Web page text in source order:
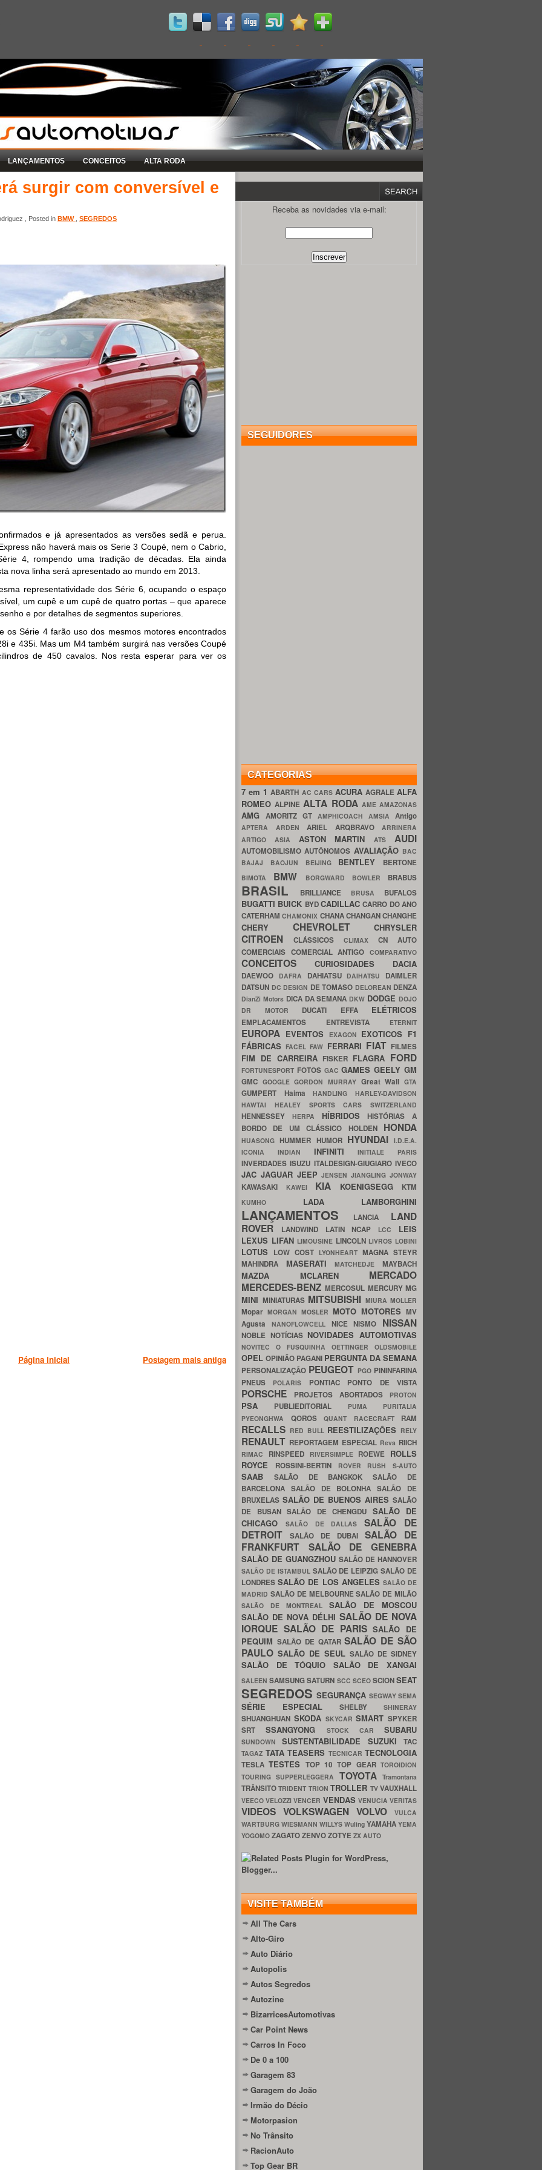
LANÇAMENTOS CONCEITOS ALTA RODA
surgir com conversível e
, Posted in BMW SEGREDOS
e já apresentados as versões sedã e perua.
não haverá mais os Serie 3 Coupé, nem o Cabrio,
4, rompendo uma tradição de décadas. Ela ainda
nova linha será apresentado ao mundo em 2013.
representatividade dos Série 6, ocupando o espaço
um cupê e um cupê de quatro portas – que aparece
e por detalhes de segmentos superiores.
os Série 4 farão uso dos mesmos motores encontrados
e 435i. Mas um M4 também surgirá nas versões Coupé
de 450 cavalos. Nos resta esperar para ver os
Postagem mais antiga
Página inicial
Receba as novidades via e-mail:
SEGUIDORES
CATEGORIAS
7 em 1ABARTH AC CARS ACURA AGRALE ALFA
ROMEOALPINEALTA RODA AME AMAZONAS
AMG AMORITZ GT AMPHICOACH AMSIA Antigo
APTERA ARDEN ARIEL ARQBRAVO ARRINERA
ARTIGO ASIA ASTON MARTINATS AUDI
AUTOMOBILISMOAUTÔNOMOS AVALIAÇÃO BAC
BAJAJ BAOJUN BEIJING BENTLEY BERTONE
BIMOTA BMW BORGWARD BOWLER BRABUS
BRASIL BRILLIANCE BRUSA BUFALOS
BUGATTI BUICK BYDCADILLACCARRO DO ANO
CATERHAMCHAMONIX CHANACHANGANCHANGHE
CHERY CHEVROLET CHRYSLER
CITROEN CLÁSSICOS CLIMAX CN AUTO
COMERCIAIS COMERCIAL ANTIGOCOMPARATIVO
CONCEITOS CURIOSIDADES DACIA
DAEWOO DAFRA DAHIATSU DAIHATSU DAIMLER
DATSUN DC DESIGN DE TOMASO DELOREAN DENZA
DianZi Motors DICA DA SEMANA DKW DODGE DOJO
DR MOTOR DUCATI EFFA ELÉTRICOS
EMPLACAMENTOS ENTREVISTA ETERNIT
EUROPA EVENTOS EXAGON EXOTICOS F1
FÁBRICASFACELFAW FERRARI FIAT FILMES
FIM DE CARREIRA FISKER FLAGRA FORD
FORTUNESPORT FOTOS GACGAMESGEELYGM
GMC GOOGLEGORDON MURRAY Great WallGTA
GUMPERT HaimaHANDLINGHARLEY-DAVIDSON
HAWTAI HEALEY SPORTS CARS SWITZERLAND
HENNESSEY HERPA HÍBRIDOSHISTÓRIAS A
BORDO DE UM CLÁSSICO HOLDEN HONDA
HUASONGHUMMER HUMOR HYUNDAI I.D.E.A.
ICONIA INDIAN INFINITIINITIALE PARIS
INVERDADESISUZU ITALDESIGN-GIUGIAROIVECO
JAC JAGUAR JEEPJENSENJIANGLINGJONWAY
KAWASAKI KAWEI KIA KOENIGSEGG KTM
KUMHO LADA LAMBORGHINI
LANÇAMENTOS LANCIA LAND
ROVER
LANDWIND LATIN NCAP LCC LEIS
LEXUS LIFAN LIMOUSINE LINCOLN LIVROS LOBINI
LOTUS LOW COST LYONHEART MAGNA STEYR
MAHINDRA MASERATIMATCHEDJEMAYBACH
MAZDA MCLAREN MERCADO
MERCEDES-BENZMERCOSUL MERCURYMG
MINI MINIATURAS MITSUBISHI MIURA MOLLER
Mopar MORGAN MOSLER MOTO MOTORES MV
Agusta NANOFLOWCELL NICENISMO NISSAN
NOBLE NOTÍCIAS NOVIDADES AUTOMOTIVAS
NOVITEC O FUSQUINHA OETTINGER OLDSMOBILE
OPEL OPINIÃO PAGANI PERGUNTA DA SEMANA
PERSONALIZAÇÃO PEUGEOT PGO PININFARINA
PNEUS
POLARIS PONTIAC PONTO DE VISTA
PORSCHE PROJETOS ABORTADOS PROTON
PSA PUBLIEDITORIAL PUMA PURITALIA
PYEONGHWA QOROS QUANT RACECRAFT RAM
RECALLS RED BULL REESTILIZAÇÕES RELY
RENAULT REPORTAGEM ESPECIAL Reva RIICH
RIMAC RINSPEED RIVERSIMPLE ROEWE ROLLS
ROYCE
ROSSINI-BERTIN ROVER RUSH S-AUTO
SAAB SALÃO DE BANGKOKSALÃO DE
BARCELONA SALÃO DE BOLONHASALÃO DE
BRUXELAS SALÃO DE BUENOS AIRES SALÃO
DE BUSAN SALÃO DE CHENGDU SALÃO DE
CHICAGO
SALÃO DE DALLASSALÃO DE
DETROIT
SALÃO DE DUBAI SALÃO DE
FRANKFURT SALÃO DE GENEBRA
SALÃO DE GUANGZHOU SALÃO DE HANNOVER
SALÃO DE ISTAMBUL SALÃO DE LEIPZIGSALÃO DE
LONDRESSALÃO DE LOS ANGELES SALÃO DE
MADRID SALÃO DE MELBOURNESALÃO DE MILÃO
SALÃO DE MONTREAL SALÃO DE MOSCOU
SALÃO DE NOVA DÉLHI SALÃO DE NOVA
IORQUE SALÃO DE PARISSALÃO DE
PEQUIM SALÃO DE QATARSALÃO DE SÃO
PAULO SALÃO DE SEUL SALÃO DE SIDNEY
SALÃO DE TÓQUIO SALÃO DE XANGAI
SALEENSAMSUNGSATURN SCC SCEO SCIONSEAT
SEGREDOSSEGURANÇA SEGWAYSEMA
SÉRIE ESPECIAL SHELBY SHINERAY
SHUANGHUAN SKODA SKYCARSMART SPYKER
SRTSSANGYONG STOCK CAR SUBARU
SUNDOWNSUSTENTABILIDADE SUZUKITAC
TAGAZ TATA TEASERS TECNICAR TECNOLOGIA
TESLATESTES TOP 10TOP GEARTOROIDION
TOURING SUPPERLEGGERA TOYOTATramontana
TRÂNSITOTRIDENT TRIONTROLLER TVVAUXHALL
VEECOVELOZZIVENCER VENDAS VENUCIAVERITAS
VIDEOS VOLKSWAGEN VOLVO
VULCA
WARTBURG WIESMANN WILLYS Wuling YAMAHA YEMA
YOGOMO ZAGATOZENVOZOTYE ZX AUTO
VISITE TAMBÉM
All The Cars
Alto-Giro
Auto Diário
Autopolis
Autos Segredos
Autozine
BizarricesAutomotivas
Car Point News
Carros In Foco
De 0 a 100
Garagem 83
Garagem do João
Irmão do Décio
Motorpasion
No Trânsito
RacionAuto
Top Gear BR